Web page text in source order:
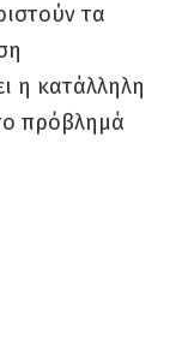
τα
η κατάλληλη
πρόβλημά